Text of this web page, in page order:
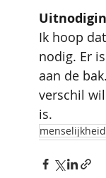
Ik hoop
nodig. Er
aan de
verschil
is.
menselijkheid